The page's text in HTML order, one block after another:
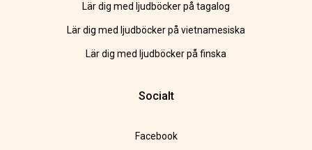
Lär dig med ljudböcker på tagalog
Lär dig med ljudböcker på vietnamesiska
Lär dig med ljudböcker på finska
Socialt
Facebook